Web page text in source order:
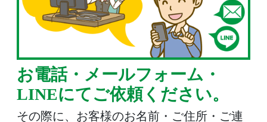
お電話・メールフォーム・
LINEにてご依頼ください。
その際に、お客様のお名前・ご住所・ご連